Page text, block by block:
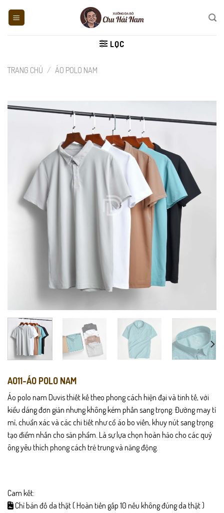
LỌC
TRANG CHỦ / ÁO POLO NAM
AO11-ÁO POLO NAM
Áo polo nam Duvis thiết kế theo phong cách hiện đại và tinh tế, với
kiểu dáng đơn giản nhưng không kém phần sang trọng. Đường may tỉ
mỉ, chuẩn xác và các chi tiết như cổ áo bo viền, khuy nút sang trọng
tạo điểm nhấn cho sản phẩm. Là sự lựa chọn hoàn hảo cho các quý
ông yêu thích phong cách trẻ trung và năng động.
Cam kết:
Chỉ bán đồ da thật ( Hoàn tiền gấp 10 nếu không đúng da thật )